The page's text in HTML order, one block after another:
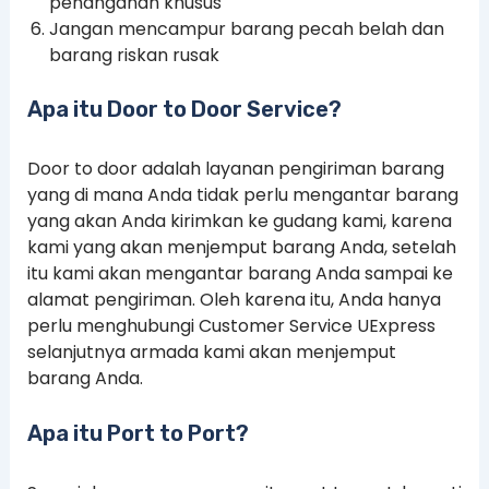
Jangan mencampur barang pecah belah dan
barang riskan rusak
Apa itu Door to Door Service?
Door to door adalah layanan pengiriman barang
yang di mana Anda tidak perlu mengantar barang
yang akan Anda kirimkan ke gudang kami, karena
kami yang akan menjemput barang Anda, setelah
itu kami akan mengantar barang Anda sampai ke
alamat pengiriman. Oleh karena itu, Anda hanya
perlu menghubungi Customer Service UExpress
selanjutnya armada kami akan menjemput
barang Anda.
Apa itu Port to Port?